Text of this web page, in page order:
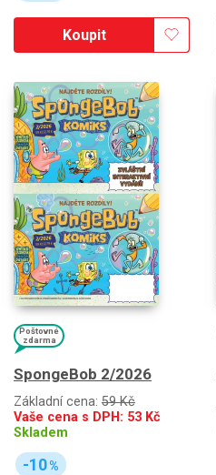
Koupit
Poštovné
zdarma
SpongeBob 2/2026
Základní cena: 59 Kč
Vaše cena s DPH: 53 Kč
Skladem
-10%